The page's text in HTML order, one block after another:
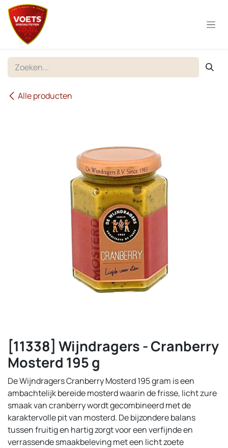
Overslaan naar inhoud
Alle producten
[11338] Wijndragers - Cranberry
Mosterd 195 g
De Wijndragers Cranberry Mosterd 195 gram is een
ambachtelijk bereide mosterd waarin de frisse, licht zure
smaak van cranberry wordt gecombineerd met de
karaktervolle pit van mosterd. De bijzondere balans
tussen fruitig en hartig zorgt voor een verfijnde en
verrassende smaakbeleving met een licht zoete